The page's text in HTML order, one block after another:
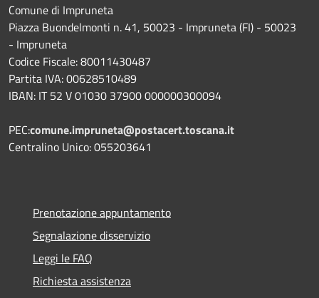
Comune di Impruneta
Piazza Buondelmonti n. 41, 50023 - Impruneta (FI) - 50023
- Impruneta
Codice Fiscale: 80011430487
Partita IVA: 00628510489
IBAN: IT 52 V 01030 37900 000000300094
PEC:comune.impruneta@postacert.toscana.it
Centralino Unico: 055203641
Prenotazione appuntamento
Segnalazione disservizio
Leggi le FAQ
Richiesta assistenza